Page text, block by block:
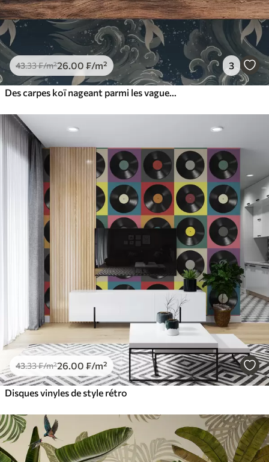
43.33₣/m²26 .00 ₣/m² 3
43.33₣/m²26 .00 ₣/m²
Disques vinyles de style rétro